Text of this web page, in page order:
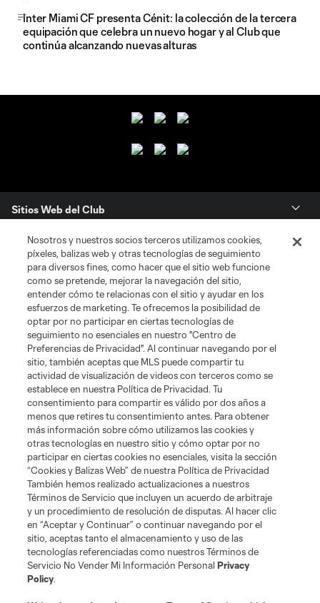
Inter Miami CF presenta Cénit: la colección de la tercera
equipación que celebra un nuevo hogar y al Club que
continúa alcanzando nuevas alturas
Sitios Web del Club
Club
Tickets
News
MLSSOCCER.COM
Terminos de servicio
Politica de privacidad
Do Not Sell or Share My Personal Information
Cookies Settings
©2026 MLS. The Major League Soccer and MLS name and shield are
registered trademarks of Major League Soccer, L.L.C. (“MLS”). The names
and logos of MLS teams are registered and/or common law trademarks of
MLS or are used with the permission of their owners. Any unauthorized use
is forbidden.
Nosotros y nuestros socios terceros utilizamos cookies,
píxeles, balizas web y otras tecnologías de seguimiento
para diversos fines, como hacer que el sitio web funcione
como se pretende, mejorar la navegación del sitio,
entender cómo te relacionas con el sitio y ayudar en los
esfuerzos de marketing. Te ofrecemos la posibilidad de
optar por no participar en ciertas tecnologías de
seguimiento no esenciales en nuestro "Centro de
Preferencias de Privacidad". Al continuar navegando por el
sitio, también aceptas que MLS puede compartir tu
actividad de visualización de videos con terceros como se
establece en nuestra Política de Privacidad. Tu
consentimiento para compartir es válido por dos años a
menos que retires tu consentimiento antes. Para obtener
más información sobre cómo utilizamos las cookies y
otras tecnologías en nuestro sitio y cómo optar por no
participar en ciertas cookies no esenciales, visita la sección
“Cookies y Balizas Web” de nuestra Política de Privacidad
También hemos realizado actualizaciones a nuestros
Términos de Servicio que incluyen un acuerdo de arbitraje
y un procedimiento de resolución de disputas. Al hacer clic
en “Aceptar y Continuar” o continuar navegando por el
sitio, aceptas tanto el almacenamiento y uso de las
tecnologías referenciadas como nuestros Términos de
Servicio No Vender Mi Información PersonalPrivacy
Policy.